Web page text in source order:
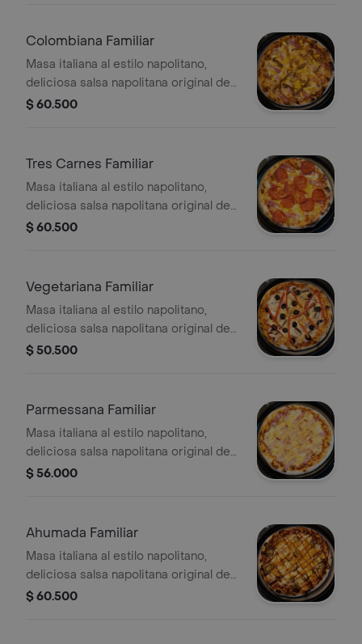
Colombiana Familiar
Masa italiana al estilo napolitano,
deliciosa salsa napolitana original de
la casa, queso mozzarella, carne
$ 60.500
Tres Carnes Familiar
Masa italiana al estilo napolitano,
deliciosa salsa napolitana original de
la casa, queso mozzarella, pepperoni,
$ 60.500
Vegetariana Familiar
Masa italiana al estilo napolitano,
deliciosa salsa napolitana original de
la casa, queso mozzarella, cebolla
$ 50.500
Parmessana Familiar
Masa italiana al estilo napolitano,
deliciosa salsa napolitana original de
la casa, queso mozzarella, tocineta y
$ 56.000
Ahumada Familiar
Masa italiana al estilo napolitano,
deliciosa salsa napolitana original de
la casa, queso mozzarella, costillitas
$ 60.500